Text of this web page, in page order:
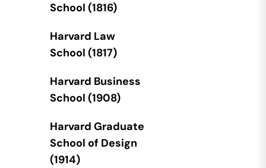
School (1816)
Harvard Law
School (1817)
Harvard Business
School (1908)
Harvard Graduate
School of Design
(1914)